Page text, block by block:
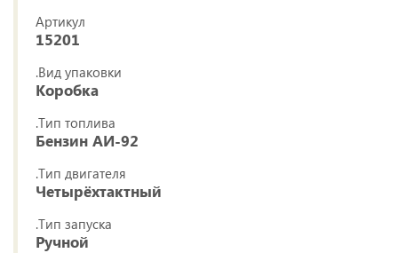
Артикул
15201
.Вид упаковки
Коробка
.Тип топлива
Бензин АИ-92
.Тип двигателя
Четырёхтактный
.Тип запуска
Ручной